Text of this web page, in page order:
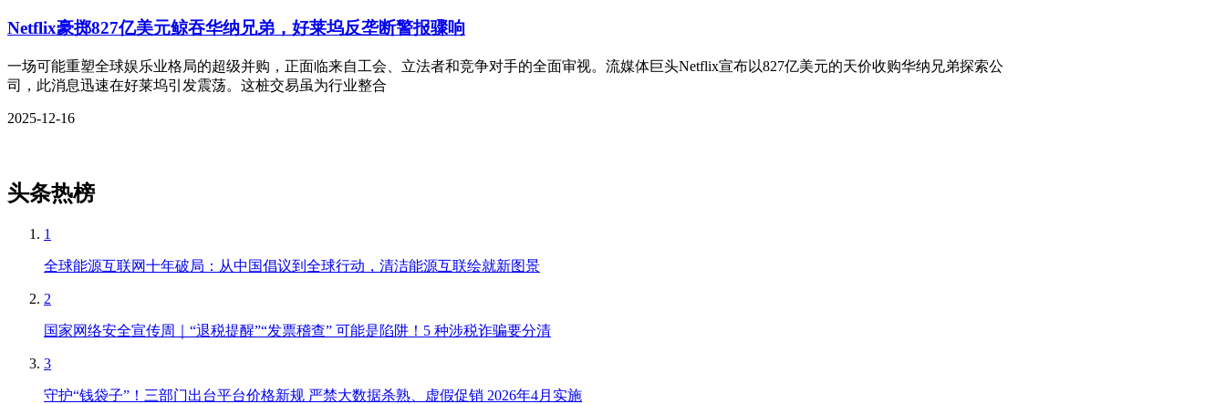
Netflix豪掷827亿美元鲸吞华纳兄弟，好莱坞反垄断警报骤响
一场可能重塑全球娱乐业格局的超级并购，正面临来自工会、立法者和竞争对手的全面审视。流媒体巨头Netflix宣布以827亿美元的天价收购华纳兄弟探索公
司，此消息迅速在好莱坞引发震荡。这桩交易虽为行业整合
2025-12-16
头条热榜
1
全球能源互联网十年破局：从中国倡议到全球行动，清洁能源互联绘就新图景
2
国家网络安全宣传周｜“退税提醒”“发票稽查” 可能是陷阱！5 种涉税诈骗要分清
3
守护“钱袋子”！三部门出台平台价格新规 严禁大数据杀熟、虚假促销 2026年4月实施